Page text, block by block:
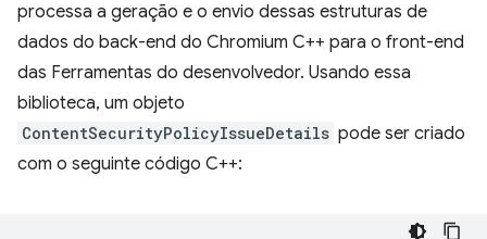
processa a geração e o envio dessas estruturas de
dados do back-end do Chromium C++ para o front-end
das Ferramentas do desenvolvedor. Usando essa
biblioteca, um objeto
ContentSecurityPolicyIssueDetails pode ser criado
com o seguinte código C++: